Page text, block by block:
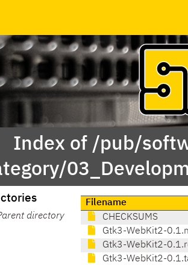
Index of /pub/
directory
Filename
CHECKSUMS
Gtk3-WebKit2-
Gtk3-WebKit2-
Gtk3-WebKit2-